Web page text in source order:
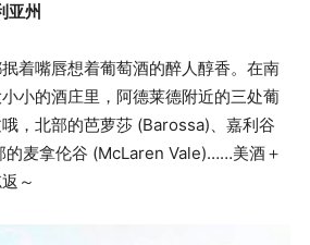
亚州
着嘴唇想着葡萄酒的醉人醇香。在南
小的酒庄里，阿德莱德附近的三处葡
，北部的芭萝莎 (Barossa)、嘉利谷
的麦拿伦谷 (McLaren Vale)……美酒＋
～